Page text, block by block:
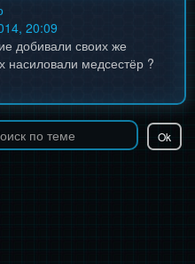
20:09
добивали своих же
насиловали медсестёр ?